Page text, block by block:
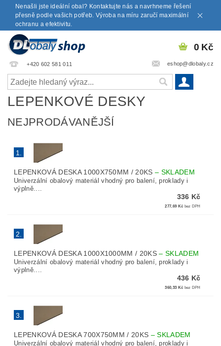
Nenašli jste ideální obal? Kontaktujte nás a navrhneme řešení
přesně podle vašich potřeb. Výroba na míru zaručí maximální
ochranu a efektivitu.
+420 602 581 011 eshop@dlobaly.cz
0 Kč
LEPENKOVÉ DESKY
NEJPRODÁVANĚJŠÍ
1.
LEPENKOVÁ DESKA 1000X750MM / 20KS– SKLADEM
Univerzální obalový materiál vhodný pro balení, proklady i
výplně....
336 Kč
277,69 Kč bez DPH
2.
LEPENKOVÁ DESKA 1000X1000MM / 20KS– SKLADEM
Univerzální obalový materiál vhodný pro balení, proklady i
výplně....
436 Kč
360,33 Kč bez DPH
3.
LEPENKOVÁ DESKA 700X750MM / 20KS –SKLADEM
Univerzální obalový materiál vhodný pro balení, proklady i